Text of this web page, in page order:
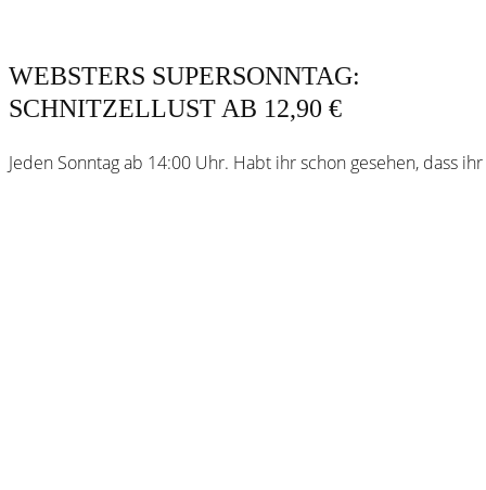
WEBSTERS SUPERSONNTAG:
SCHNITZELLUST AB 12,90 €
Jeden Sonntag ab 14:00 Uhr. Habt ihr schon gesehen, dass